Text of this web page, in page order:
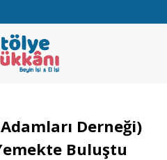
Derneği)
Buluştu